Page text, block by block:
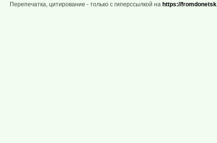
Перепечатка, цитирование - только с гиперссылкой на https://